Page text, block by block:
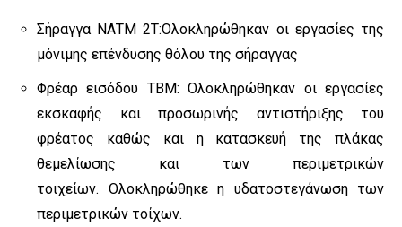
Σήραγγα ΝΑΤΜ 2Τ:Ολοκληρώθηκαν οι εργασίες της
μόνιμης επένδυσης θόλου της σήραγγας
Φρέαρ εισόδου TBM: Ολοκληρώθηκαν οι εργασίες
εκσκαφής και προσωρινής αντιστήριξης του
φρέατος καθώς και η κατασκευή της πλάκας
θεμελίωσης και των περιμετρικών
τοιχείων. Ολοκληρώθηκε η υδατοστεγάνωση των
περιμετρικών τοίχων.